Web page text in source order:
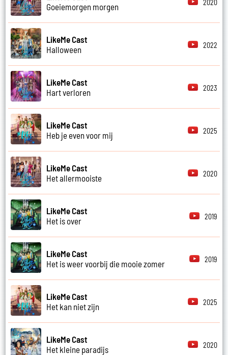
Goeiemorgen morgen
2020
LikeMe Cast
Halloween
2022
LikeMe Cast
Hart verloren
2023
LikeMe Cast
Heb je even voor mij
2025
LikeMe Cast
Het allermooiste
2020
LikeMe Cast
Het is over
2019
LikeMe Cast
Het is weer voorbij die mooie zomer
2019
LikeMe Cast
Het kan niet zijn
2025
LikeMe Cast
Het kleine paradijs
2020